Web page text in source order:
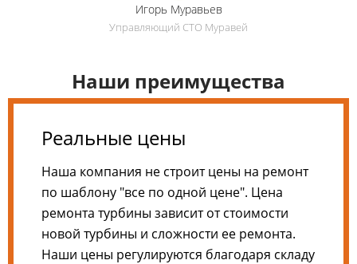
Игорь Муравьев
Управляющий СТО Муравей
Наши преимущества​
Реальные цены
Наша компания не строит цены на ремонт
по шаблону "все по одной цене". Цена
ремонта турбины зависит от стоимости
новой турбины и сложности ее ремонта.
Наши цены регулируются благодаря складу